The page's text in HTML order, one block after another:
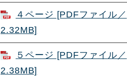
４ページ [PDFファイル／
2.32MB]
５ページ [PDFファイル／
2.38MB]